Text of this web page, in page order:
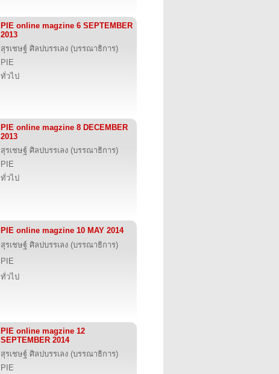
PIE online magzine 6 SEPTEMBER
2013
สุรเชษฐ์ ศิลปบรรเลง (บรรณาธิการ)
PIE
ทั่วไป
PIE online magzine 8 DECEMBER
2013
สุรเชษฐ์ ศิลปบรรเลง (บรรณาธิการ)
PIE
ทั่วไป
PIE online magzine 10 MAY 2014
สุรเชษฐ์ ศิลปบรรเลง (บรรณาธิการ)
PIE
ทั่วไป
PIE online magzine 12
SEPTEMBER 2014
สุรเชษฐ์ ศิลปบรรเลง (บรรณาธิการ)
PIE